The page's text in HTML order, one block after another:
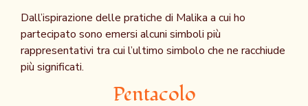
Dall’ispirazione delle pratiche di Malika a cui ho
partecipato sono emersi alcuni simboli più
rappresentativi tra cui l’ultimo simbolo che ne racchiude
più significati.
Pentacolo